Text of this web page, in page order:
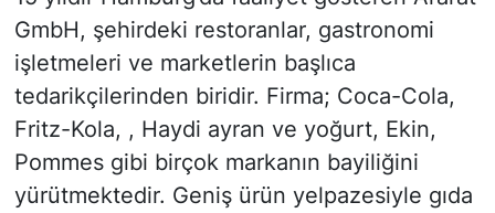
GmbH, şehirdeki restoranlar, gastronomi
işletmeleri ve marketlerin başlıca
tedarikçilerinden biridir. Firma; Coca-Cola,
Fritz-Kola, , Haydi ayran ve yoğurt, Ekin,
Pommes gibi birçok markanın bayiliğini
yürütmektedir. Geniş ürün yelpazesiyle gıda